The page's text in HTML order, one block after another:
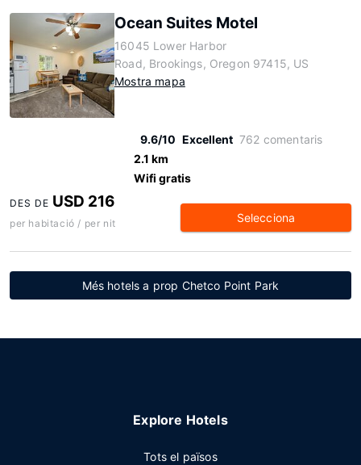
Ocean Suites Motel
16045 Lower Harbor
Road, Brookings, Oregon 97415, US
Mostra mapa
9.6/10 Excellent 762 comentaris
2.1 km
Wifi gratis
DES DE USD 216
per habitació / per nit Selecciona
Més hotels a prop Chetco Point Park
Explore Hotels
Tots el països